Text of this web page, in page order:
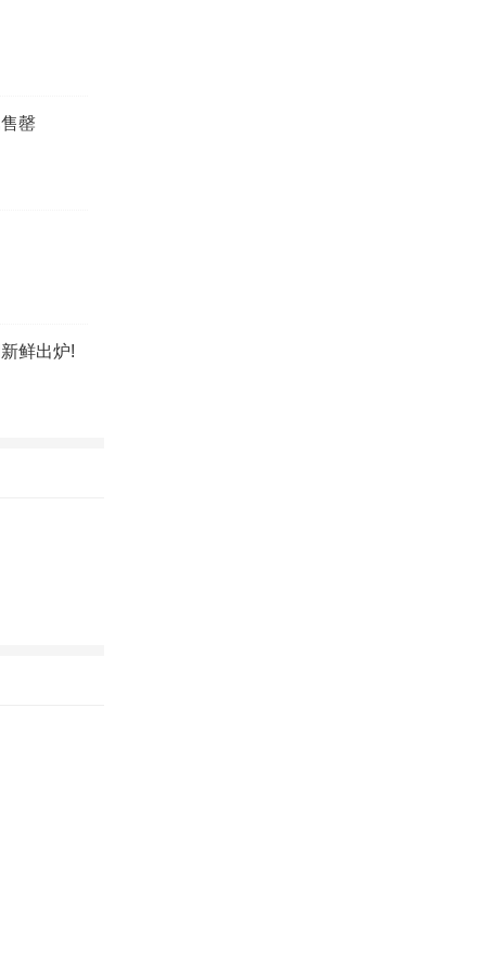
业在复杂
活动、深
动方式，
会，为大
“森科”、
继续有效，
、雷曼光
际信誉品
罄
鲜出炉!